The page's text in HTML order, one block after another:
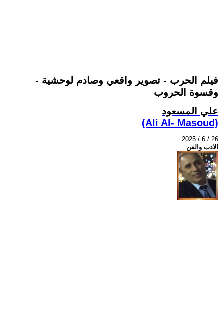
- فيلم الحرب - تصوير واقعي وصادم لوحشية
وقسوة الحروب ‏
علي المسعود
(Ali Al- Masoud)
2025 / 6 / 26
الادب والفن